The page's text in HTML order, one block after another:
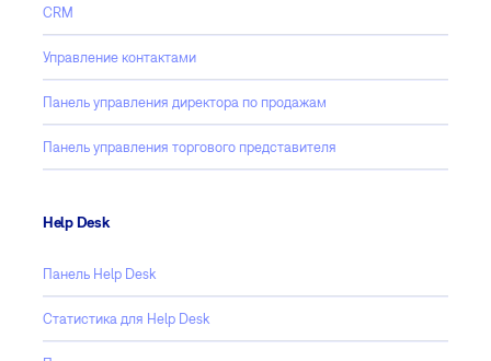
CRM
Управление контактами
Панель управления директора по продажам
Панель управления торгового представителя
Help Desk
Панель Help Desk
Статистика для Help Desk